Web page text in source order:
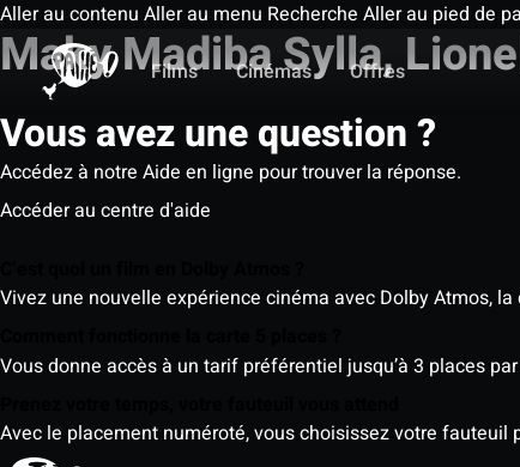
Aller au contenu Aller au menu Recherche Aller au pied de
Films
Cinémas Offres
Maky Madiba Sylla,
Vous avez une question ?
Accédez à notre Aide en ligne pour trouver la réponse.
Accéder au centre d'aide
Vivez une nouvelle expérience cinéma avec Dolby Atmos,
Vous donne accès à un tarif préférentiel jusqu’à 3 places
Avec le placement numéroté, vous choisissez votre